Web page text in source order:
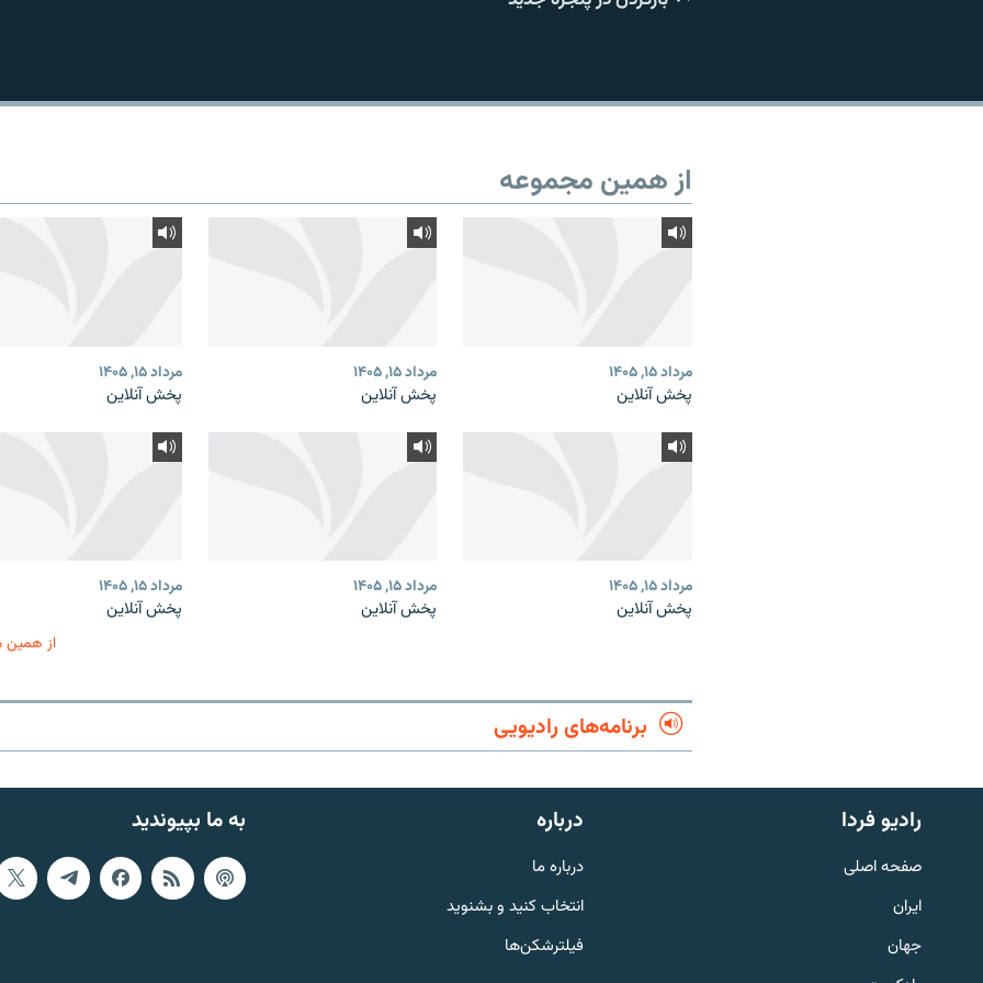
English
به ما بپیوندید
از همین مجموعه
مرداد ۱۵, ۱۴۰۵
پخش آنلاین
مرداد ۱۵, ۱۴۰۵
پخش آنلاین
مرداد ۱۵, ۱۴۰۵
پخش آنلاین
مرداد ۱۵, ۱۴۰۵
پخش آنلاین
مرداد ۱۵, ۱۴۰۵
پخش آنلاین
مرداد ۱۵, ۱۴۰۵
پخش آنلاین
از همین
برنامه‌های رادیویی
به ما بپیوندید رادیو فردا
صفحه اصلی
ایران
جهان
درباره
درباره ما
انتخاب کنید و بشنوید
فیلترشکن‌ها